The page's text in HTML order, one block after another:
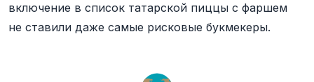
включение в список татарской пиццы с фаршем
не ставили даже самые рисковые букмекеры.